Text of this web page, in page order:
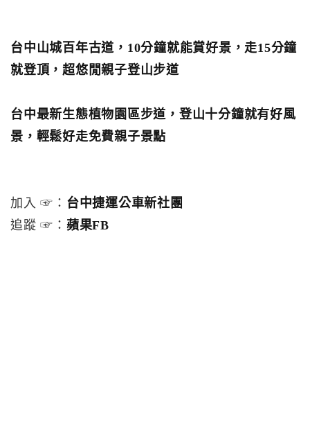
台中山城百年古道，10分鐘就能賞好景，走15分鐘
就登頂，超悠閒親子登山步道
台中最新生態植物園區步道，登山十分鐘就有好風
景，輕鬆好走免費親子景點
加入 ☞： 台中捷運公車新社團
追蹤 ☞： 蘋果FB